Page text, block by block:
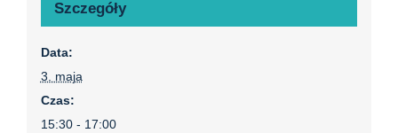
Szczegóły
Data:
3. maja
Czas:
15:30 - 17:00